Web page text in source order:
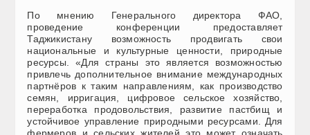
По мнению Генерального директора ФАО,
проведение конференции предоставляет
Таджикистану возможность продвигать свои
национальные и культурные ценности, природные
ресурсы. «Для страны это является возможностью
привлечь дополнительное внимание международных
партнёров к таким направлениям, как производство
семян, ирригация, цифровое сельское хозяйство,
переработка продовольствия, развитие пастбищ и
устойчивое управление природными ресурсами. Для